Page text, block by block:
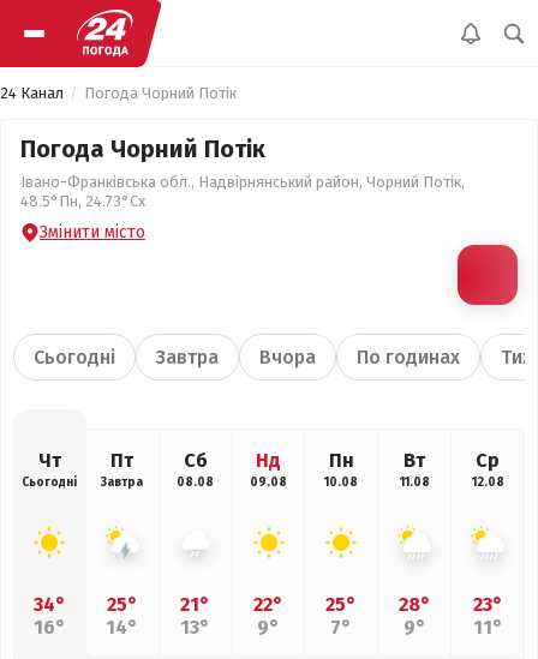
24 Канал Погода Чорний Потік
Погода Чорний Потік
Івано-Франківська обл., Надвірнянський район, Чорний Потік,
48.5°Пн, 24.73°Сх
Змінити місто
Сьогодні Завтра Вчора По годинах
Чт
Сьогодні
34°
16°
Пт
Завтра
25°
14°
Сб
08.08
21°
13°
Нд
09.08
22°
9°
Пн
10.08
25°
7°
Вт
11.08
28°
9°
Ср
12.08
23°
11°